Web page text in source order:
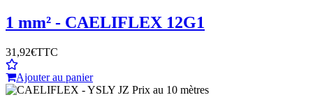
1 mm² - CAELIFLEX 12G1
31,92€TTC
Ajouter au panier